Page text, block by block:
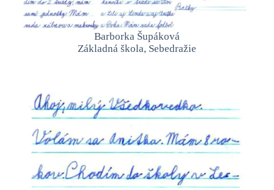
Barborka Šupáková
Základná škola, Sebedražie